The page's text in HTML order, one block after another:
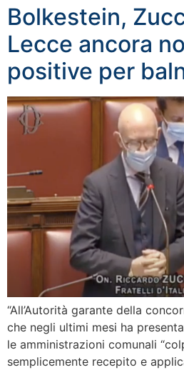
Bolkestein,
Lecce ancora
positive per
“All’Autorità garante della
che negli ultimi mesi ha
le amministrazioni comunali
semplicemente recepito e